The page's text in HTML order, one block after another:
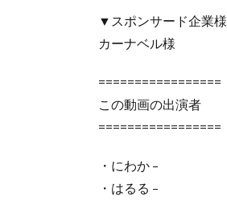
▼スポンサード企業様
カーナベル様
=================
この動画の出演者
=================
・にわか –
・はるる –